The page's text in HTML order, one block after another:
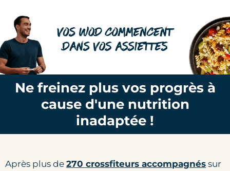
Ne freinez plus vos progrès à
cause d'une nutrition
inadaptée !
Après plus de 270 crossfiteurs accompagnés sur